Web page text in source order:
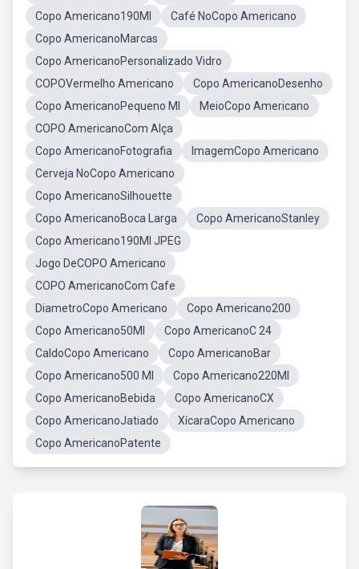
Copo Americano190Ml
Café NoCopo Americano
Copo AmericanoMarcas
Copo AmericanoPersonalizado Vidro
COPOVermelho Americano
Copo AmericanoDesenho
Copo AmericanoPequeno Ml
MeioCopo Americano
COPO AmericanoCom Alça
Copo AmericanoFotografia
ImagemCopo Americano
Cerveja NoCopo Americano
Copo AmericanoSilhouette
Copo AmericanoBoca Larga
Copo AmericanoStanley
Copo Americano190Ml JPEG
Jogo DeCOPO Americano
COPO AmericanoCom Cafe
DiametroCopo Americano
Copo Americano200
Copo Americano50Ml
Copo AmericanoC 24
CaldoCopo Americano
Copo AmericanoBar
Copo Americano500 Ml
Copo Americano220Ml
Copo AmericanoBebida
Copo AmericanoCX
Copo AmericanoJatiado
XícaraCopo Americano
Copo AmericanoPatente